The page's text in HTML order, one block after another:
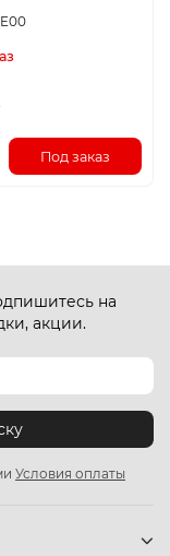
Под заказ
на
акции.
Условия оплаты